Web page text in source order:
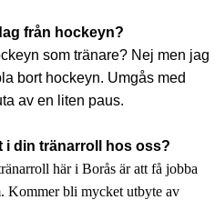
från hockeyn?
som tränare? Nej men jag
bort hockeyn. Umgås med
av en liten paus.
i din tränarroll hos oss?
här i Borås är att få jobba
Kommer bli mycket utbyte av